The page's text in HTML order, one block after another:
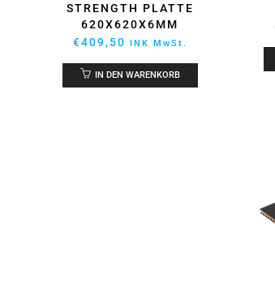
STRENGTH PLATTE
620X620X6MM
€409,50 INK MwSt.
IN DEN WARENKORB